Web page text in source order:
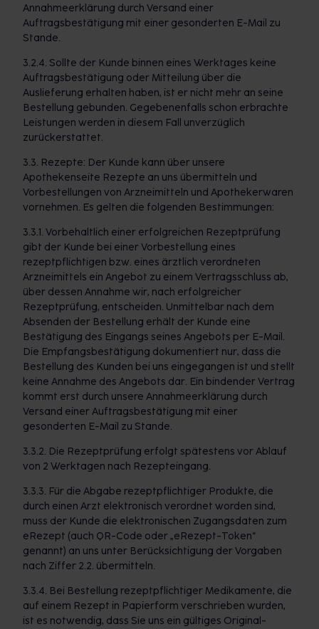
Annahmeerklärung durch Versand einer
Auftragsbestätigung mit einer gesonderten E-Mail zu
Stande.
3.2.4. Sollte der Kunde binnen eines Werktages keine
Auftragsbestätigung oder Mitteilung über die
Auslieferung erhalten haben, ist er nicht mehr an seine
Bestellung gebunden. Gegebenenfalls schon erbrachte
Leistungen werden in diesem Fall unverzüglich
zurückerstattet.
3.3. Rezepte: Der Kunde kann über unsere
Apothekenseite Rezepte an uns übermitteln und
Vorbestellungen von Arzneimitteln und Apothekerwaren
vornehmen. Es gelten die folgenden Bestimmungen:
3.3.1. Vorbehaltlich einer erfolgreichen Rezeptprüfung
gibt der Kunde bei einer Vorbestellung eines
rezeptpflichtigen bzw. eines ärztlich verordneten
Arzneimittels ein Angebot zu einem Vertragsschluss ab,
über dessen Annahme wir, nach erfolgreicher
Rezeptprüfung, entscheiden. Unmittelbar nach dem
Absenden der Bestellung erhält der Kunde eine
Bestätigung des Eingangs seines Angebots per E-Mail.
Die Empfangsbestätigung dokumentiert nur, dass die
Bestellung des Kunden bei uns eingegangen ist und stellt
keine Annahme des Angebots dar. Ein bindender Vertrag
kommt erst durch unsere Annahmeerklärung durch
Versand einer Auftragsbestätigung mit einer
gesonderten E-Mail zu Stande.
3.3.2. Die Rezeptprüfung erfolgt spätestens vor Ablauf
von 2 Werktagen nach Rezepteingang.
3.3.3. Für die Abgabe rezeptpflichtiger Produkte, die
durch einen Arzt elektronisch verordnet worden sind,
muss der Kunde die elektronischen Zugangsdaten zum
eRezept (auch QR-Code oder „eRezept-Token“
genannt) an uns unter Berücksichtigung der Vorgaben
nach Ziffer 2.2. übermitteln.
3.3.4. Bei Bestellung rezeptpflichtiger Medikamente, die
auf einem Rezept in Papierform verschrieben wurden,
ist es notwendig, dass Sie uns ein gültiges Original-